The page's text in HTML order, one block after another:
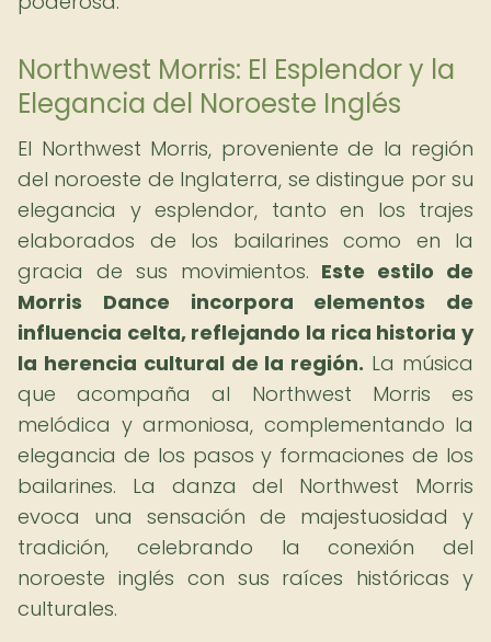
Northwest Morris: El Esplendor y la
Elegancia del Noroeste Inglés
El Northwest Morris, proveniente de la región
del noroeste de Inglaterra, se distingue por su
elegancia y esplendor, tanto en los trajes
elaborados de los bailarines como en la
gracia de sus movimientos. Este estilo de
Morris Dance incorpora elementos de
influencia celta, reflejando la rica historia y
la herencia cultural de la región. La música
que acompaña al Northwest Morris es
melódica y armoniosa, complementando la
elegancia de los pasos y formaciones de los
bailarines. La danza del Northwest Morris
evoca una sensación de majestuosidad y
tradición, celebrando la conexión del
noroeste inglés con sus raíces históricas y
culturales.